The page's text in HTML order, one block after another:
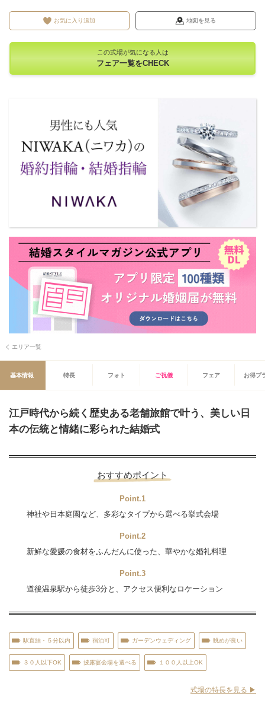
お気に入り追加 地図を見る
この式場が気になる人は
フェア一覧をCHECK
エリア一覧
基本情報 特長 フォト ご祝儀 フェア お得プ
江戸時代から続く歴史ある老舗旅館で叶う、美しい日
本の伝統と情緒に彩られた結婚式
おすすめポイント
Point.1
神社や日本庭園など、多彩なタイプから選べる挙式会場
Point.2
新鮮な愛媛の食材をふんだんに使った、華やかな婚礼料理
Point.3
道後温泉駅から徒歩3分と、アクセス便利なロケーション
駅直結・５分以内 宿泊可 ガーデンウェディング 眺めが良い
３０人以下OK 披露宴会場を選べる １００人以上OK
式場の特長を見る ▶︎